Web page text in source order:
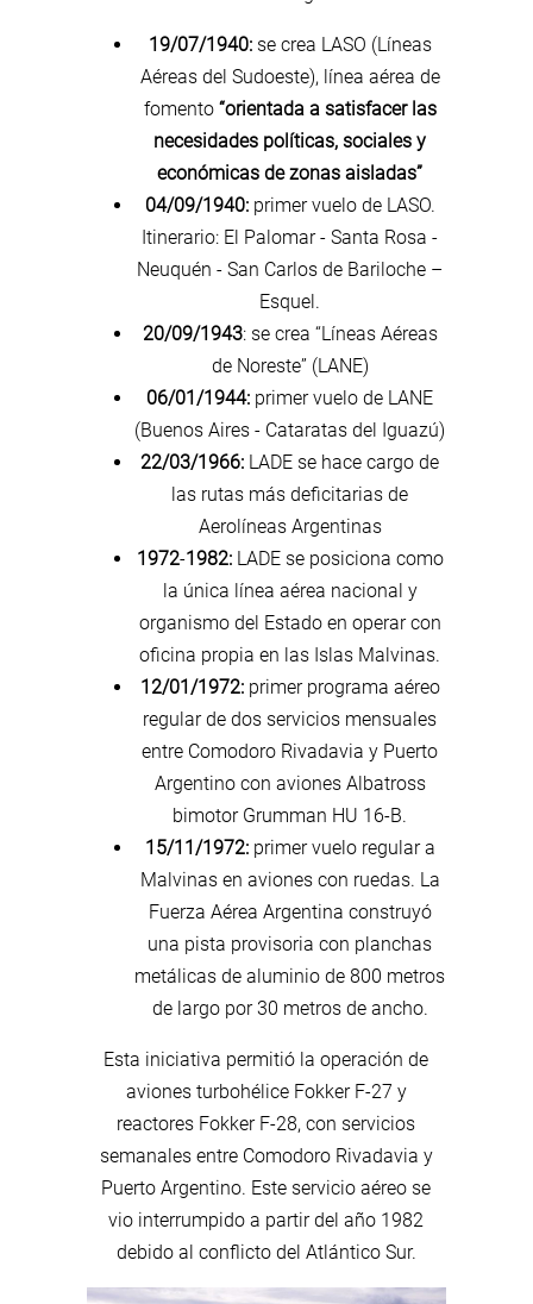
19/07/1940:se crea LASO (Líneas
Aéreas del Sudoeste), línea aérea de
fomento “orientada a satisfacer las
necesidades políticas, sociales y
económicas de zonas aisladas”
04/09/1940:primer vuelo de LASO.
Itinerario: El Palomar - Santa Rosa -
Neuquén - San Carlos de Bariloche –
Esquel.
20/09/1943: se crea “Líneas Aéreas
de Noreste” (LANE)
06/01/1944: primer vuelo de LANE
(Buenos Aires - Cataratas del Iguazú)
22/03/1966: LADE se hace cargo de
las rutas más deficitarias de
Aerolíneas Argentinas
1972-1982: LADE se posiciona como
la única línea aérea nacional y
organismo del Estado en operar con
oficina propia en las Islas Malvinas.
12/01/1972:primer programa aéreo
regular de dos servicios mensuales
entre Comodoro Rivadavia y Puerto
Argentino con aviones Albatross
bimotor Grumman HU 16-B.
15/11/1972:primer vuelo regular a
Malvinas en aviones con ruedas. La
Fuerza Aérea Argentina construyó
una pista provisoria con planchas
metálicas de aluminio de 800 metros
de largo por 30 metros de ancho.
Esta iniciativa permitió la operación de
aviones turbohélice Fokker F-27 y
reactores Fokker F-28, con servicios
semanales entre Comodoro Rivadavia y
Puerto Argentino. Este servicio aéreo se
vio interrumpido a partir del año 1982
debido al conflicto del Atlántico Sur.